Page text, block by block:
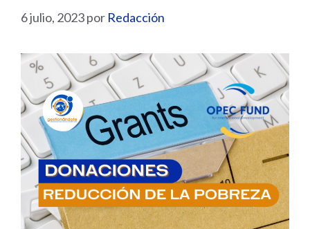
6 julio, 2023por Redacción